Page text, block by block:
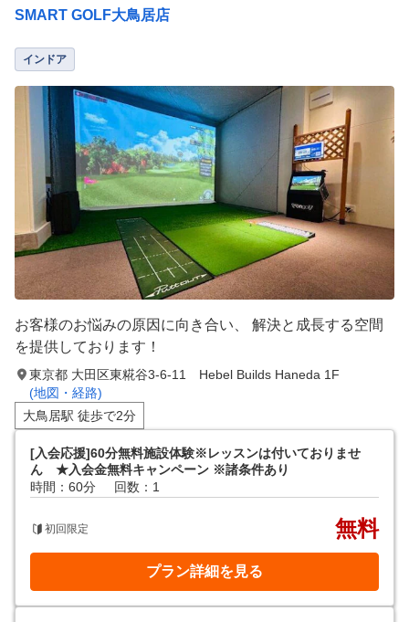
SMART GOLF大鳥居店
インドア
お客様のお悩みの原因に向き合い、 解決と成長する空間
を提供しております！
東京都 大田区東糀谷3-6-11 Hebel Builds Haneda 1F
(地図・経路)
大鳥居駅 徒歩で2分
[入会応援]60分無料施設体験※レッスンは付いておりませ
ん ★入会金無料キャンペーン ※諸条件あり
時間：60分
回数：1
初回限定 無料
プラン詳細を見る